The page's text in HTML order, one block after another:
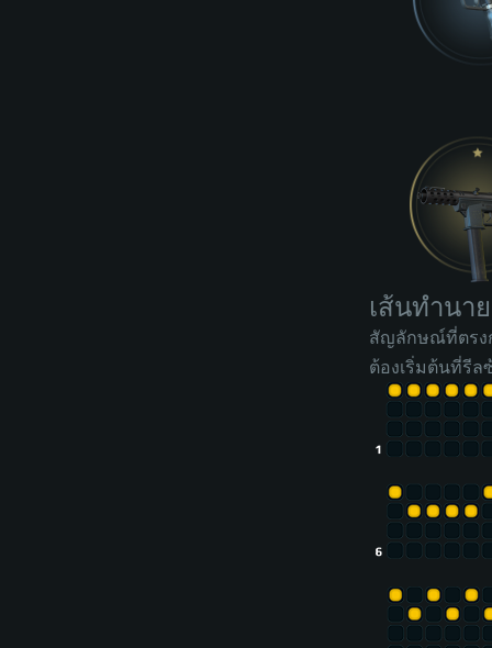
เส้นทำนาย
สัญลักษณ์ที่ตรง
ต้องเริ่มต้นที่รีล